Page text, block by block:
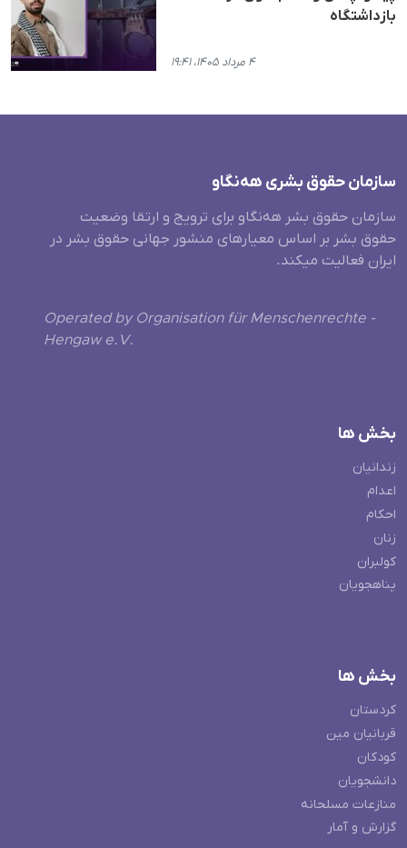
بازداشتگاه
۴ مرداد ۱۴۰۵، ۱۹:۴۱
سازمان حقوق بشری هەنگاو
سازمان حقوق بشر هه‌نگاو برای ترویج و ارتقا وضعیت
حقوق بشر بر اساس معیارهای منشور جهانی حقوق بشر در
ایران فعالیت میکند.
Operated by Organisation für Menschenrechte -
Hengaw e.V.
بخش ها
زندانیان
اعدام
احکام
زنان
کولبران
پناهجویان
بخش ها
کردستان
قربانیان مین
کودکان
دانشجویان
منازعات مسلحانه
گزارش و آمار